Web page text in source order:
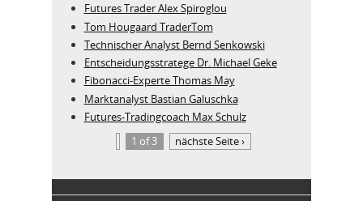
Futures Trader Alex Spiroglou
Tom Hougaard TraderTom
Technischer Analyst Bernd Senkowski
Entscheidungsstratege Dr. Michael Geke
Fibonacci-Experte Thomas May
Marktanalyst Bastian Galuschka
Futures-Tradingcoach Max Schulz
1 of 3
nächste Seite ›